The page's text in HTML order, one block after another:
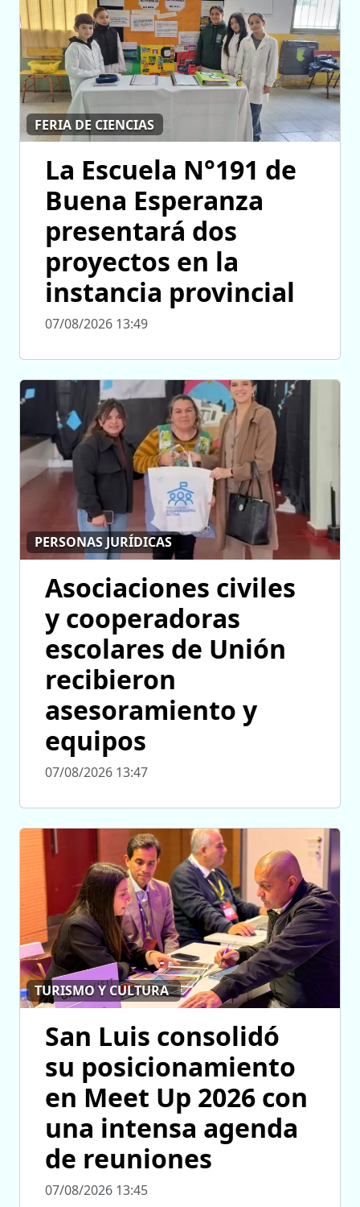
FERIA DE CIENCIAS
La Escuela N°191 de
Buena Esperanza
presentará dos
proyectos en la
instancia provincial
07/08/2026 13:49
PERSONAS JURÍDICAS
Asociaciones civiles
y cooperadoras
escolares de Unión
recibieron
asesoramiento y
equipos
07/08/2026 13:47
TURISMO Y CULTURA
San Luis consolidó
su posicionamiento
en Meet Up 2026 con
una intensa agenda
de reuniones
07/08/2026 13:45